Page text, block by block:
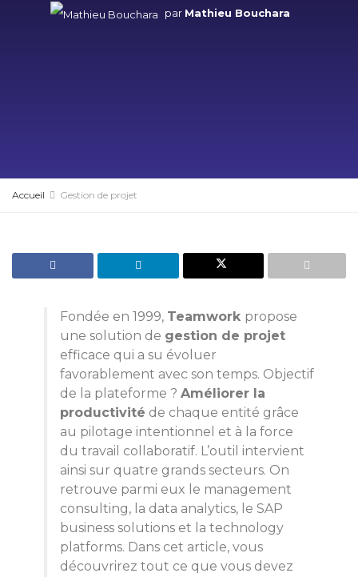
par Mathieu Bouchara
Accueil Gestion de projet
Fondée en 1999, Teamwork propose
une solution de gestion de projet
efficace qui a su évoluer
favorablement avec son temps. Objectif
de la plateforme ? Améliorer la
productivité de chaque entité grâce
au pilotage intentionnel et à la force
du travail collaboratif. L’outil intervient
ainsi sur quatre grands secteurs. On
retrouve parmi eux le management
consulting, la data analytics, le SAP
business solutions et la technology
platforms. Dans cet article, vous
découvrirez tout ce que vous devez